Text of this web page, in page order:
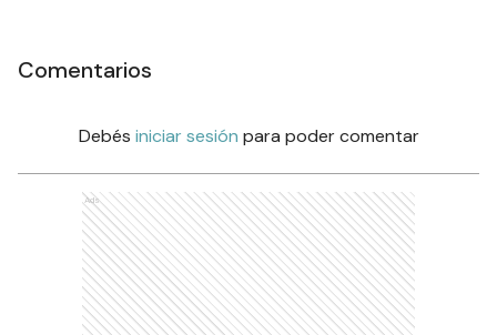
Comentarios
Debés iniciar sesión para poder comentar
Ads